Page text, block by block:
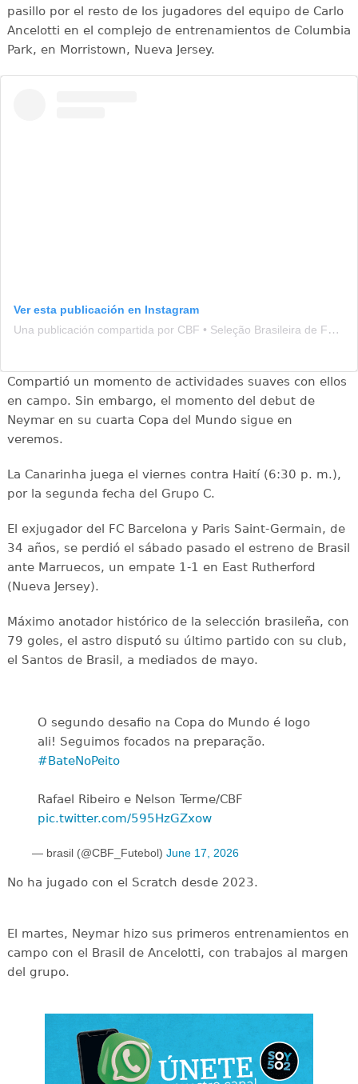
pasillo por el resto de los jugadores del equipo de Carlo
Ancelotti en el complejo de entrenamientos de Columbia
Park, en Morristown, Nueva Jersey.
Ver esta publicación en Instagram
Una publicación compartida por CBF • Seleção Brasileira de Futebol (@brasil)
Compartió un momento de actividades suaves con ellos
en campo. Sin embargo, el momento del debut de
Neymar en su cuarta Copa del Mundo sigue en
veremos.
La Canarinha juega el viernes contra Haití (6:30 p. m.),
por la segunda fecha del Grupo C.
El exjugador del FC Barcelona y Paris Saint-Germain, de
34 años, se perdió el sábado pasado el estreno de Brasil
ante Marruecos, un empate 1-1 en East Rutherford
(Nueva Jersey).
Máximo anotador histórico de la selección brasileña, con
79 goles, el astro disputó su último partido con su club,
el Santos de Brasil, a mediados de mayo.
O segundo desafio na Copa do Mundo é logo
ali! Seguimos focados na preparação.
#BateNoPeito
Rafael Ribeiro e Nelson Terme/CBF
pic.twitter.com/595HzGZxow
— brasil (@CBF_Futebol) June 17, 2026
No ha jugado con el Scratch desde 2023.
El martes, Neymar hizo sus primeros entrenamientos en
campo con el Brasil de Ancelotti, con trabajos al margen
del grupo.